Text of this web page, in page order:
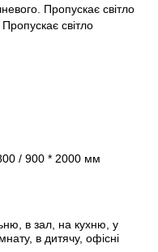
Пропускає світло
Пропускає світло
/ 900 * 2000 мм
в зал, на кухню, у
в дитячу, офісні